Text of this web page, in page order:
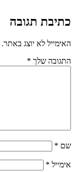
כתיבת תגובה
האימייל לא יוצג באתר.
התגובה שלך *
שם *
אימייל *